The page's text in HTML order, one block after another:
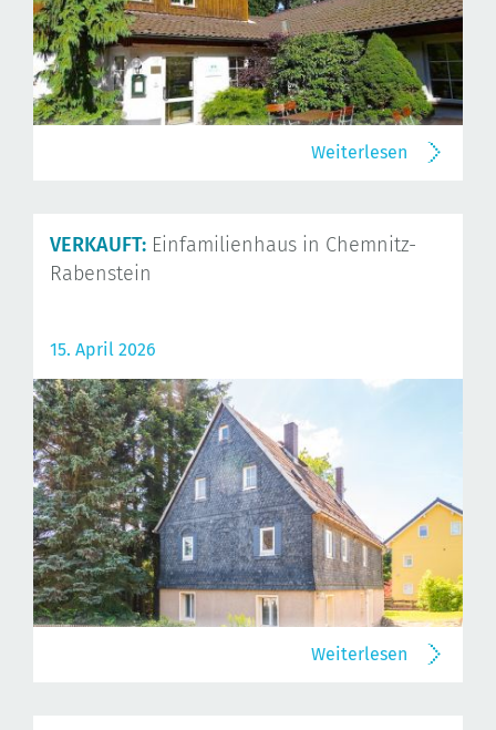
Weiterlesen
VERKAUFT: Einfamilienhaus in Chemnitz-
Rabenstein
15. April 2026
Weiterlesen